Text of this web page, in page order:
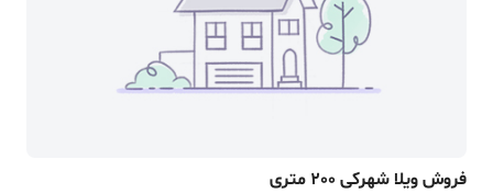
فروش ویلا شهرکی 200 متری